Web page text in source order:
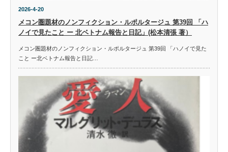
2026-4-20
メコン圏題材のノンフィクション・ルポルタージュ 第39回 「ハ
ノイで見たこと ー 北ベトナム報告と日記」(松本清張 著）
メコン圏題材のノンフィクション・ルポルタージュ 第39回 「ハノイで見た
こと ー北ベトナム報告と日記…